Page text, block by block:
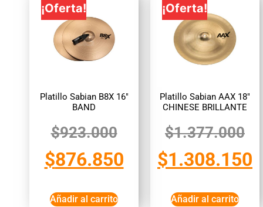
¡Oferta!
Platillo Sabian B8X 16″
BAND
$923.000
$876.850
Añadir al carrito
¡Oferta!
Platillo Sabian AAX 18″
CHINESE BRILLANTE
$1.377.000
$1.308.150
Añadir al carrito